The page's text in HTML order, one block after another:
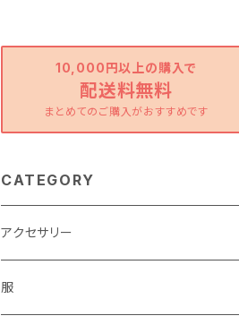
10,000円以上の購入で
配送料無料
まとめてのご購入がおすすめです
CATEGORY
アクセサリー
服